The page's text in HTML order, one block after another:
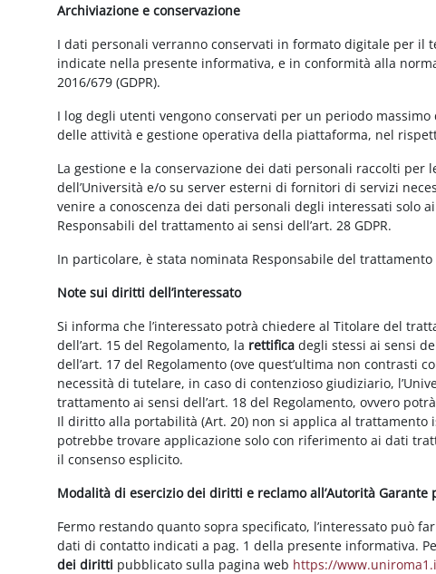
Archiviazione e conservazione
I dati personali verranno conservati in formato digitale per il
indicate nella presente informativa, e in conformità alla
2016/679 (GDPR).
I log degli utenti vengono conservati per un periodo
delle attività e gestione operativa della piattaforma, nel
La gestione e la conservazione dei dati personali raccolti
dell’Università e/o su server esterni di fornitori di servizi
venire a conoscenza dei dati personali degli interessati solo
Responsabili del trattamento ai sensi dell’art. 28 GDPR.
In particolare, è stata nominata Responsabile del trattamento
Note sui diritti dell’interessato
Si informa che l’interessato potrà chiedere al Titolare del
dell’art. 15 del Regolamento, la rettificadegli stessi ai sensi
dell’art. 17 del Regolamento (ove quest’ultima non contrasti
necessità di tutelare, in caso di contenzioso giudiziario,
trattamento ai sensi dell’art. 18 del Regolamento, ovvero
Il diritto alla portabilità (Art. 20) non si applica al trattamento
potrebbe trovare applicazione solo con riferimento ai dati
il consenso esplicito.
Modalità di esercizio dei diritti e reclamo all’Autorità
Fermo restando quanto sopra specificato, l’interessato può
dati di contatto indicati a pag. 1 della presente informativa.
dei diritti pubblicato sulla pagina web https://